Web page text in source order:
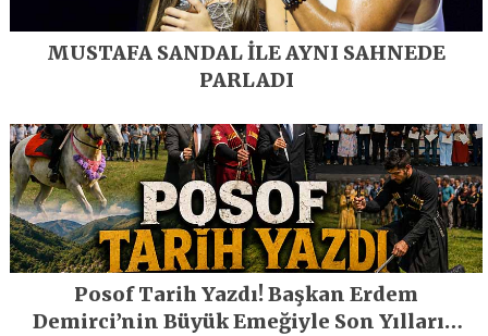
MUSTAFA SANDAL İLE AYNI SAHNEDE
PARLADI
Posof Tarih Yazdı! Başkan Erdem
Demirci’nin Büyük Emeğiyle Son Yılların